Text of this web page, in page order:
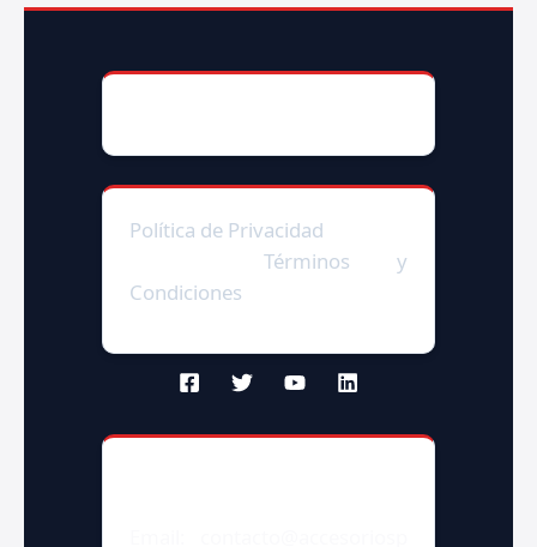
© 2025
Política de Privacidad
Términos y
Condiciones